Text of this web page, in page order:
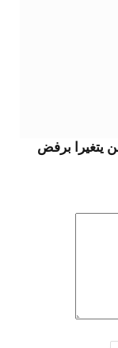
يتغيرا برفض